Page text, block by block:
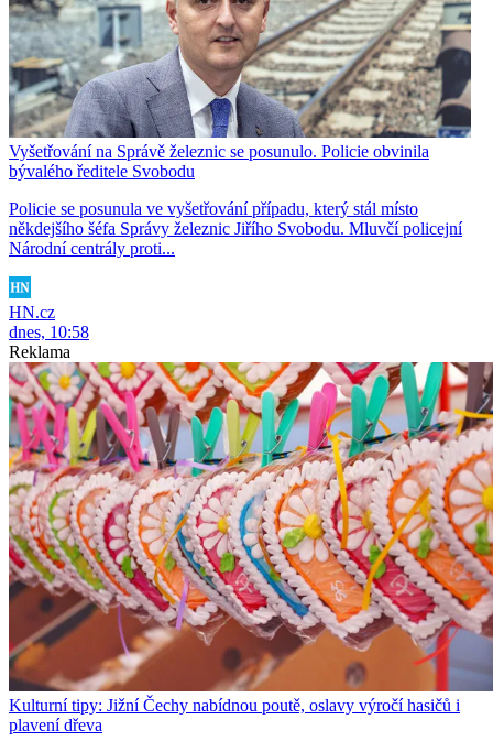
Vyšetřování na Správě železnic se posunulo. Policie obvinila
bývalého ředitele Svobodu
Policie se posunula ve vyšetřování případu, který stál místo
někdejšího šéfa Správy železnic Jiřího Svobodu. Mluvčí policejní
Národní centrály proti...
HN.cz
dnes, 10:58
Reklama
Kulturní tipy: Jižní Čechy nabídnou poutě, oslavy výročí hasičů i
plavení dřeva